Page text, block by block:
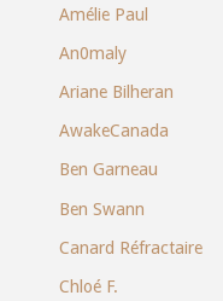
Amélie Paul
An0maly
Ariane Bilheran
AwakeCanada
Ben Garneau
Ben Swann
Canard Réfractaire
Chloé F.